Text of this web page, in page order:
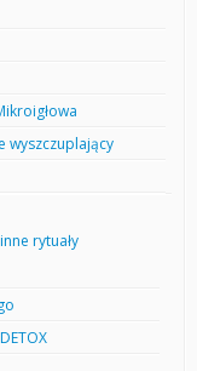
wyszczuplający
rytuały